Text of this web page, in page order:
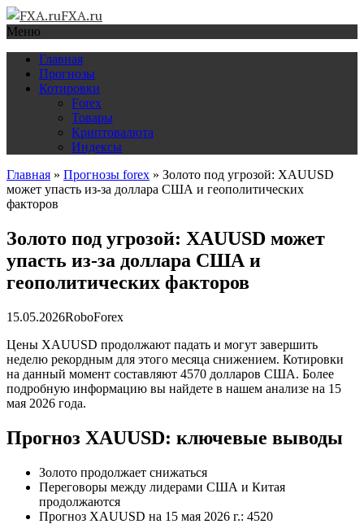
FXA.ru
Меню
Главная
Прогнозы
Котировки
Forex
Товары
Криптовалюта
Индексы
Главная » Прогнозы forex » Золото под угрозой: XAUUSD
может упасть из-за доллара США и геополитических
факторов
Золото под угрозой: XAUUSD может
упасть из-за доллара США и
геополитических факторов
15.05.2026RoboForex
Цены XAUUSD продолжают падать и могут завершить
неделю рекордным для этого месяца снижением. Котировки
на данный момент составляют 4570 долларов США. Более
подробную информацию вы найдете в нашем анализе на 15
мая 2026 года.
Прогноз XAUUSD: ключевые выводы
Золото продолжает снижаться
Переговоры между лидерами США и Китая
продолжаются
Прогноз XAUUSD на 15 мая 2026 г.: 4520